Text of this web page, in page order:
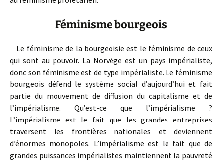
Féminisme bourgeois
Le féminisme de la bourgeoisie est le féminisme de ceux
qui sont au pouvoir. La Norvège est un pays impérialiste,
donc son féminisme est de type impérialiste. Le féminisme
bourgeois défend le système social d’aujourd’hui et fait
partie du mouvement de diffusion du capitalisme et de
l’impérialisme. Qu’est-ce que l’impérialisme ?
L’impérialisme est le fait que les grandes entreprises
traversent les frontières nationales et deviennent
d’énormes monopoles. L’impérialisme est le fait que de
grandes puissances impérialistes maintiennent la pauvreté